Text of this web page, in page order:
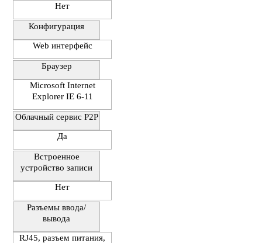
Нет
Конфигурация
Web интерфейс
Браузер
Microsoft Internet
Explorer IE 6-11
Облачный сервис P2P
Да
Встроенное
устройство записи
Нет
Разъемы ввода/
вывода
RJ45, разъем питания,